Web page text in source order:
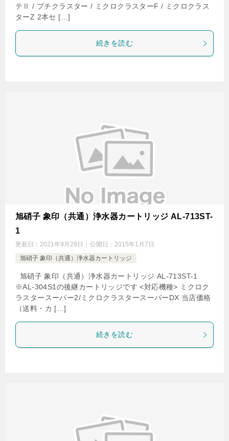
テⅡ / プチクラスター / ミクロクラスターF / ミクロクラス
ターZ 2本セ […]
続きを読む
旭硝子 象印（共通）浄水器カートリッジ AL-713ST-
1
更新日： 2021年9月29日 公開日： 2015年1月7日
旭硝子 象印（共通）浄水器カートリッジ
旭硝子 象印（共通）浄水器カートリッジ AL-713ST-1
※AL-304S1の後継カートリッジです <対応機種> ミクロク
ラスタースーパー2/ミクロクラスタースーパーDX 当店価格
（送料・カ […]
続きを読む